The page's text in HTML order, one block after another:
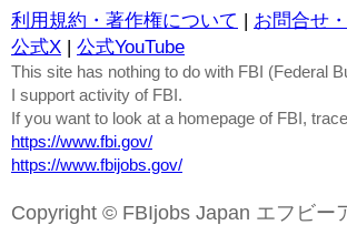
利用規約・著作権について | お問合せ
公式X | 公式YouTube
This site has nothing to do with FBI (Federal
I support activity of FBI.
If you want to look at a homepage of FBI,
https://www.fbi.gov/
https://www.fbijobs.gov/
Copyright © FBIjobs Japan エフビー